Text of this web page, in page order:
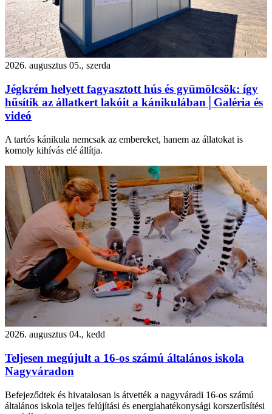
2026. augusztus 05., szerda
Jégkrém helyett fagyasztott hús és gyümölcsök: így
hűsítik az állatkert lakóit a kánikulában│Galéria és
videó
A tartós kánikula nemcsak az embereket, hanem az állatokat is
komoly kihívás elé állítja.
2026. augusztus 04., kedd
Teljesen megújult a 16-os számú általános iskola
Nagyváradon
Befejeződtek és hivatalosan is átvették a nagyváradi 16-os számú
általános iskola teljes felújítási és energiahatékonysági korszerűsítési